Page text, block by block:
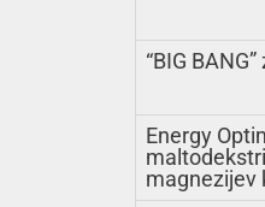
“BIG
Energy
magnezijev